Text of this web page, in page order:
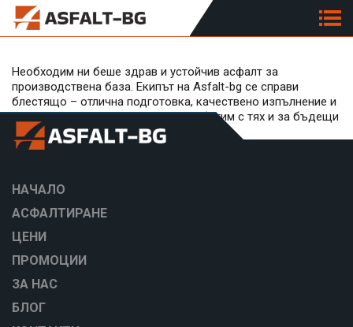
Необходим ни беше здрав и устойчив асфалт за
производствена база. Екипът на Asfalt-bg се справи
блестящо – отлична подготовка, качествено изпълнение и
професионално отношение. Ще работим с тях и за бъдещи
проекти!
НАЧАЛО
АСФАЛТИРАНЕ
ЦЕНИ
ПРОМОЦИИ
ЗА НАС
БЛОГ